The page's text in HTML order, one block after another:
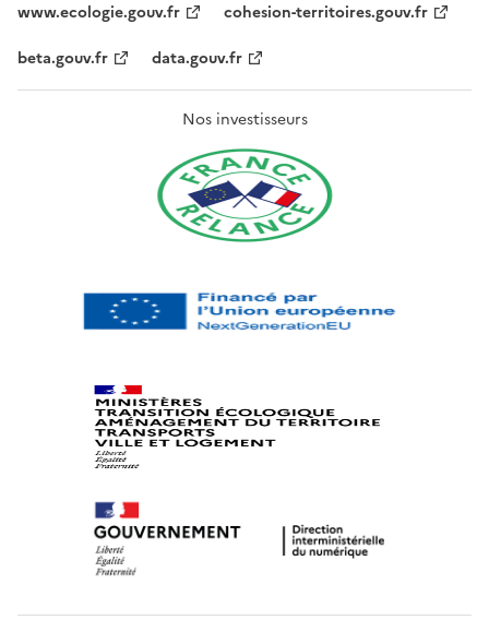
www.ecologie.gouv.fr
cohesion-territoires.gouv.fr
beta.gouv.fr
data.gouv.fr
Nos investisseurs